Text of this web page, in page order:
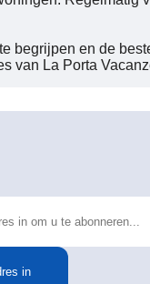
begrijpen en de
van La Porta
in